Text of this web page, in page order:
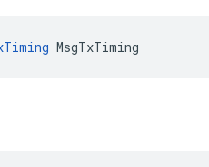
MsgTxTiming